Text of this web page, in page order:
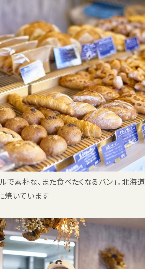
で素朴な、また食べたくなるパン」。北海
焼いています